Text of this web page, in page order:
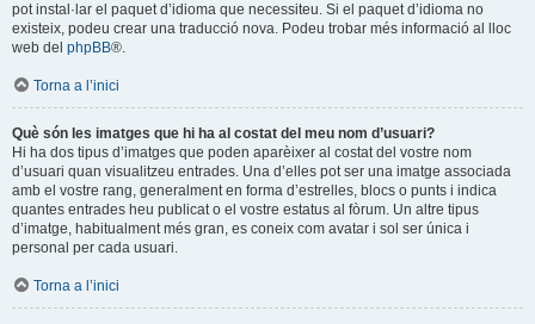
pot instal·lar el paquet d’idioma que necessiteu. Si el paquet d’idioma no
existeix, podeu crear una traducció nova. Podeu trobar més informació al lloc
web del phpBB®.
Torna a l’inici
Què són les imatges que hi ha al costat del meu nom d’usuari?
Hi ha dos tipus d’imatges que poden aparèixer al costat del vostre nom
d’usuari quan visualitzeu entrades. Una d’elles pot ser una imatge associada
amb el vostre rang, generalment en forma d’estrelles, blocs o punts i indica
quantes entrades heu publicat o el vostre estatus al fòrum. Un altre tipus
d’imatge, habitualment més gran, es coneix com avatar i sol ser única i
personal per cada usuari.
Torna a l’inici